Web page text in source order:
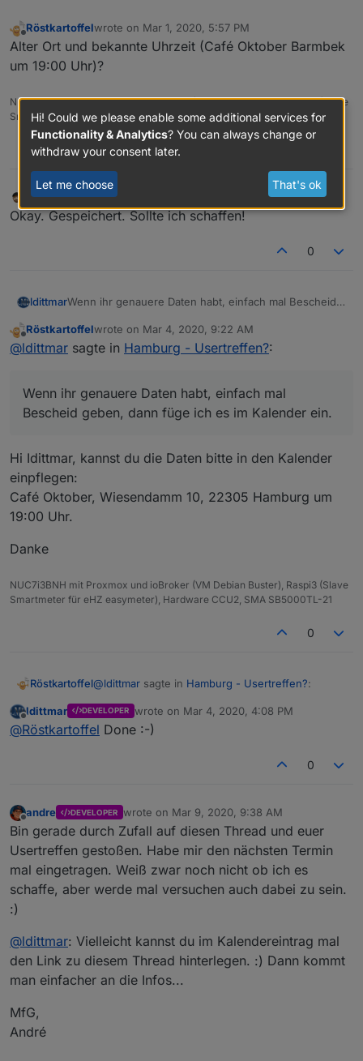
Offline
Röstkartoffelwrote on Mar 1, 2020, 5:57 PM
last edited by
Alter Ort und bekannte Uhrzeit (Café Oktober Barmbek
um 19:00 Uhr)?
NUC7i3BNH mit Proxmox und ioBroker (VM Debian Buster), Raspi3 (Slave
Smartmeter für eHZ easymeter), Hardware CCU2, SMA SB5000TL-21
Offline
oberfraggerwrote on
Okay. Gespeichert. Sollte ich schaffen!
0
ldittmarWenn ihr genauere Daten habt, einfach mal Bescheid
gerne dabei, aber es ist ein bisschen zu weit weg.
Offline
Röstkartoffelwrote on Mar 4, 2020, 9:22 AM
last edited by
@ldittmar sagte in Hamburg - Usertreffen?:
Wenn ihr genauere Daten habt, einfach mal
Bescheid geben, dann füge ich es im Kalender ein.
Hi Idittmar, kannst du die Daten bitte in den Kalender
einpflegen:
Café Oktober, Wiesendamm 10, 22305 Hamburg um
19:00 Uhr.
Danke
NUC7i3BNH mit Proxmox und ioBroker (VM Debian Buster), Raspi3 (Slave
Smartmeter für eHZ easymeter), Hardware CCU2, SMA SB5000TL-21
0
Röstkartoffel@ldittmar sagte in Hamburg - Usertreffen?:
Wenn ihr genauere Daten habt, einfach mal
Offline
ldittmar DEVELOPER wrote on Mar 4, 2020, 4:08 PM
last edited by
@Röstkartoffel Done :-)
0
andre DEVELOPER wrote on Mar 9, 2020, 9:38 AM
last edited by
Bin gerade durch Zufall auf diesen Thread und euer
Usertreffen gestoßen. Habe mir den nächsten Termin
mal eingetragen. Weiß zwar noch nicht ob ich es
schaffe, aber werde mal versuchen auch dabei zu sein.
:)
@ldittmar: Vielleicht kannst du im Kalendereintrag mal
den Link zu diesem Thread hinterlegen. :) Dann kommt
man einfacher an die Infos...
MfG,
André
Hi! Could we please enable some additional services for
Functionality & Analytics? You can always change or
withdraw your consent later.
Let me choose That's ok